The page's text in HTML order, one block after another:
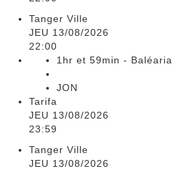
Tanger Ville
JEU 13/08/2026
22:00
1hr et 59min - Baléaria
JON
Tarifa
JEU 13/08/2026
23:59
Tanger Ville
JEU 13/08/2026